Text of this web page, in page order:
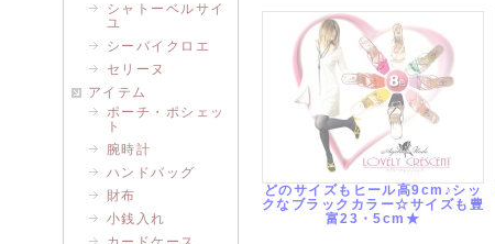
どのサイズもヒール高9cm♪シッ
クなブラックカラー☆サイズも豊
富23・5cm★
シャトーベルサイ
ユ
シーバイクロエ
セリーヌ
アイテム
ポーチ・ポシェッ
ト
腕時計
ハンドバッグ
財布
小銭入れ